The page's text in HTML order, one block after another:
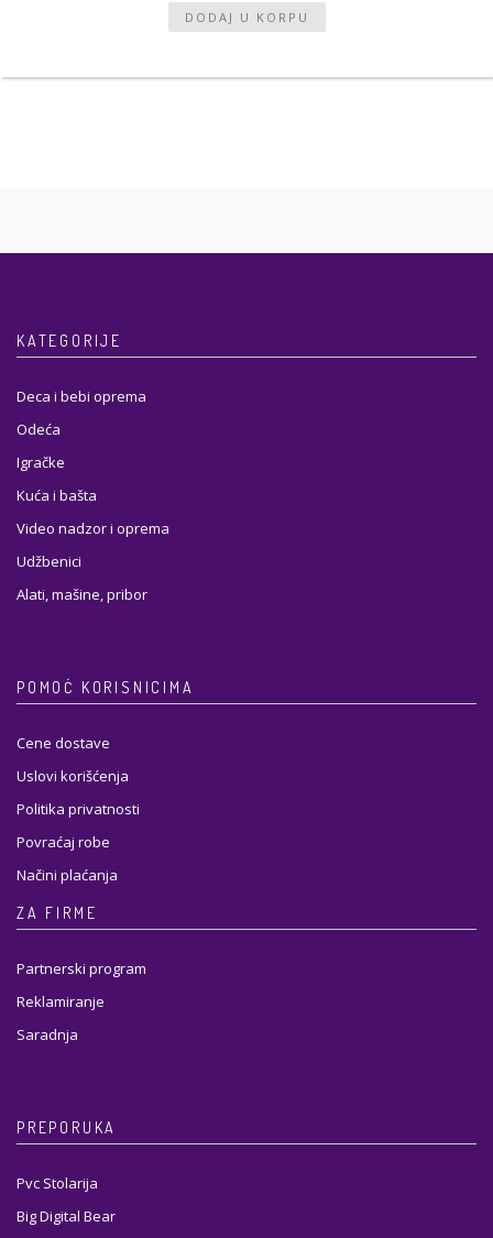
KATEGORIJE
Deca i bebi oprema
Odeća
Igračke
Kuća i bašta
Video nadzor i oprema
Udžbenici
Alati, mašine, pribor
POMOĆ KORISNICIMA
Cene dostave
Uslovi korišćenja
Politika privatnosti
Povraćaj robe
Načini plaćanja
ZA FIRME
Partnerski program
Reklamiranje
Saradnja
PREPORUKA
Pvc Stolarija
Big Digital Bear